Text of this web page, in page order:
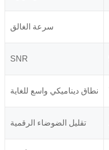
سرعة الغالق
SNR
نطاق ديناميكي واسع للغاية
تقليل الضوضاء الرقمية